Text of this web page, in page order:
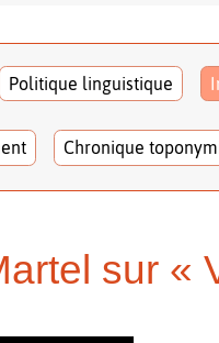
Politique linguistique
Chronique
sur «